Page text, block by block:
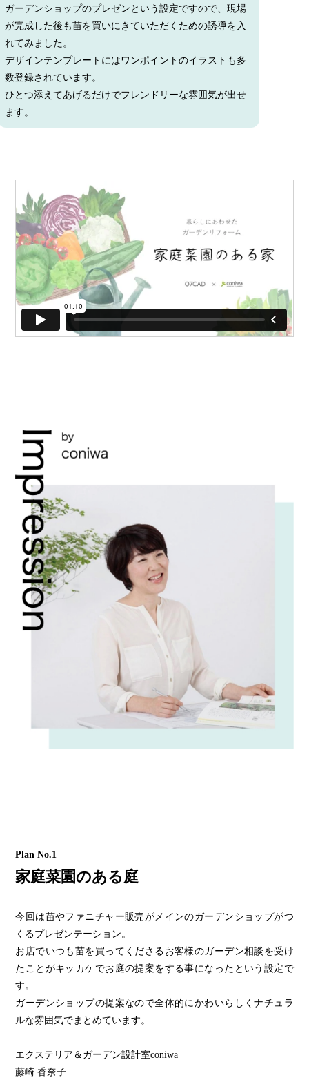
ガーデンショップのプレゼンという設定ですので、現場
が完成した後も苗を買いにきていただくための誘導を入
れてみました。
デザインテンプレートにはワンポイントのイラストも多
数登録されています。
ひとつ添えてあげるだけでフレンドリーな雰囲気が出せ
ます。
Plan No.1
家庭菜園のある庭
今回は苗やファニチャー販売がメインのガーデンショップがつ
くるプレゼンテーション。
お店でいつも苗を買ってくださるお客様のガーデン相談を受け
たことがキッカケでお庭の提案をする事になったという設定で
す。
ガーデンショップの提案なので全体的にかわいらしくナチュラ
ルな雰囲気でまとめています。
エクステリア＆ガーデン設計室coniwa
藤崎 香奈子